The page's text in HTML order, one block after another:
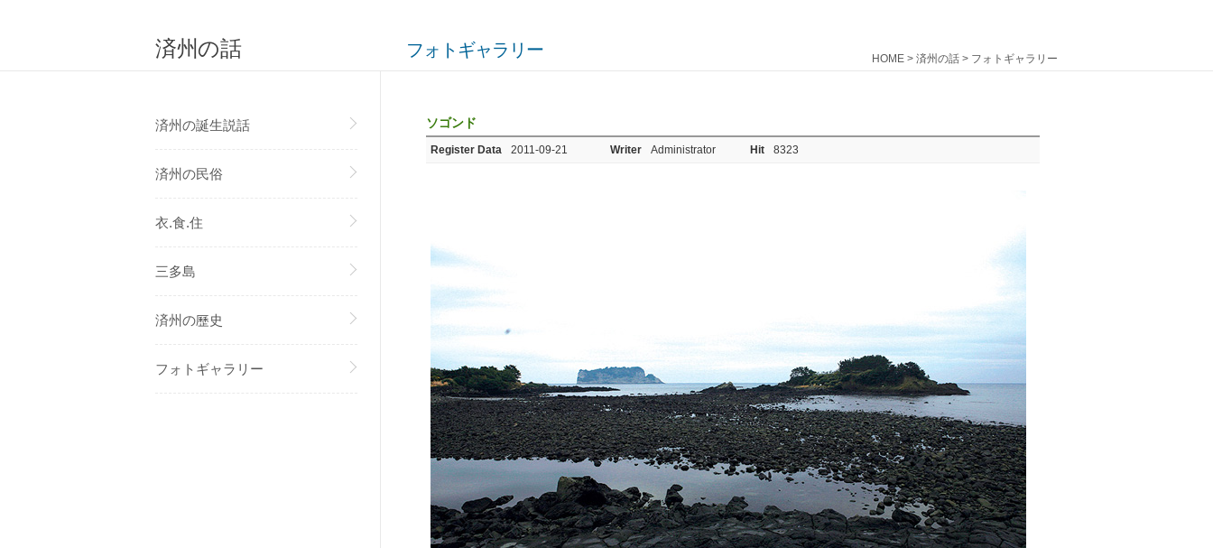
済州の話
済州の誕生説話
済州の民俗
衣.食.住
三多島
済州の歷史
フォトギャラリー
HOME > 済州の話 > フォトギャラリー
フォトギャラリー
ソゴンド
Register Data 2011-09-21 Writer Administrator Hit 8323